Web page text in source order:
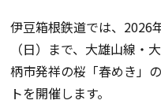
伊豆箱根鉄道では、2026
（日）まで、大雄山線・
柄市発祥の桜「春めき」
トを開催します。